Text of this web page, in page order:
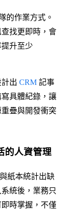
的作業方式。
找更即時，會
升至少
出 CRM 記事
具體紀錄，讓
疊與開發衝突
的人資管理
紙本統計出缺
統後，業務只
時掌握，不僅